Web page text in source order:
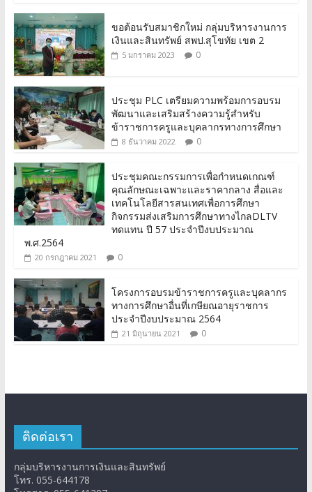
ขอต้อนรับสมาชิกใหม่ กลุ่มบริหารงานการ
เงินและสินทรัพย์ สพป.สุโขทัย เขต 2
5 มกราคม 2023 0
ประชุม PLC เตรียมความพร้อมการอบรม
พัฒนาและเสริมสร้างความรู้สำหรับ
ข้าราชการครูและบุคลากรทางการศึกษา
8 ธันวาคม 2022 0
ประชุมคณะกรรมการเพื่อกำหนดเกณฑ์
คุณลักษณะเฉพาะและราคากลาง สื่อและ
เทคโนโลยีสารสนเทศเพื่อการศึกษา
กิจกรรมส่งเสริมการศึกษาทางไกลDLTV
ทดแทน ปี 57 ประจำปีงบประมาณ
พ.ศ.2564
20 กรกฎาคม 2021 0
โครงการอบรมข้าราชการครูและบุคลากร
ทางการศึกษาอื่นที่เกษียณอายุราชการ
ประจำปีงบประมาณ 2564
21 มิถุนายน 2021 0
ติดต่อเรา
กลุ่มบริหารงานการเงินและสินทรัพย์
โทร. 055-644178